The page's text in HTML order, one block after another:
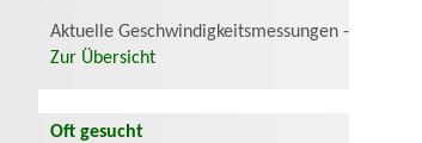
Aktuelle Geschwindigkeitsmessungen -
Zur Übersicht
Oft gesucht